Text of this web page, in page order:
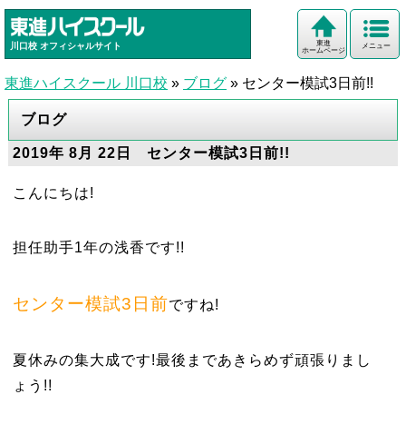
川口校 オフィシャルサイト メニュー
東進
ホームページ
東進ハイスクール 川口校 » ブログ » センター模試3日前!!
ブログ
2019年 8月 22日 センター模試3日前!!
こんにちは!
担任助手1年の浅香です!!
センター模試3日前ですね!
夏休みの集大成です!最後まであきらめず頑張りまし
ょう!!